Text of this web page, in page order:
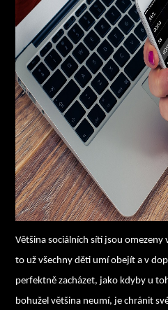
Většina sociálních sítí jsou omezeny
to už všechny děti umí obejít a v
perfektně zacházet, jako kdyby u
bohužel většina neumí, je chránit